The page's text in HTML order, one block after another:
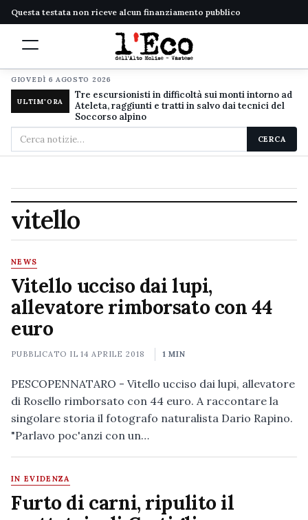
Questa testata non riceve alcun finanziamento pubblico
GIOVEDÌ 6 AGOSTO 2026
ULTIM'ORA
Tre escursionisti in difficoltà sui monti intorno ad
Ateleta, raggiunti e tratti in salvo dai tecnici del
Soccorso alpino
Cerca
nel
CERCA
vitello
NEWS
Vitello ucciso dai lupi,
allevatore rimborsato con 44
euro
PUBBLICATO IL14 APRILE 2018 1 MIN
PESCOPENNATARO - Vitello ucciso dai lupi, allevatore
di Rosello rimborsato con 44 euro. A raccontare la
singolare storia il fotografo naturalista Dario Rapino.
"Parlavo poc'anzi con un…
IN EVIDENZA
Furto di carni, ripulito il